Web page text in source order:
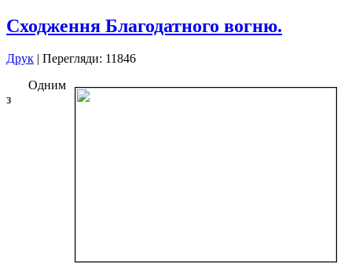
Cходження Благодатного вогню.
Друк | Перегляди: 11846
Одним
з